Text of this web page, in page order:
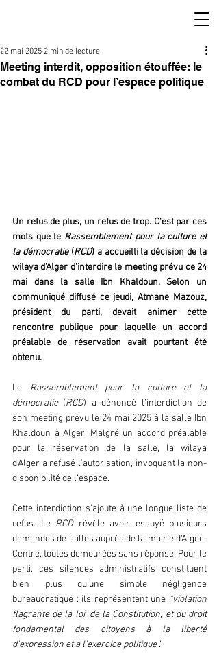
Meeting interdit, opposition étouffée: le
combat du RCD pour l’espace politique
22 mai 2025 2 min de lecture
Un refus de plus, un refus de trop. C'est par ces
mots que le Rassemblement pour la culture et
la démocratie (RCD) a accueilli la décision de la
wilaya d'Alger d'interdire le meeting prévu ce 24
mai dans la salle Ibn Khaldoun. Selon un
communiqué diffusé ce jeudi, Atmane Mazouz,
président du parti, devait animer cette
rencontre publique pour laquelle un accord
préalable de réservation avait pourtant été
obtenu.
Le Rassemblement pour la culture et la
démocratie (RCD) a dénoncé l’interdiction de
son meeting prévu le 24 mai 2025 à la salle Ibn
Khaldoun à Alger. Malgré un accord préalable
pour la réservation de la salle, la wilaya
d’Alger a refusé l’autorisation, invoquant la non-
disponibilité de l’espace.
Cette interdiction s'ajoute à une longue liste de
refus. Le RCD révèle avoir essuyé plusieurs
demandes de salles auprès de la mairie d'Alger-
Centre, toutes demeurées sans réponse. Pour le
parti, ces silences administratifs constituent
bien plus qu'une simple négligence
bureaucratique : ils représentent une “violation
flagrante de la loi, de la Constitution, et du droit
fondamental des citoyens à la liberté
d'expression et à l'exercice politique”.